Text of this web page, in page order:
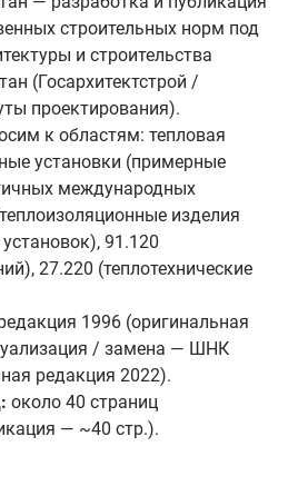
строительных норм под
и строительства
(Госархитектстрой /
проектирования).
к областям: тепловая
установки (примерные
международных
изделия
91.120
27.220 (теплотехнические
1996 (оригинальная
/ замена — ШНК
редакция 2022).
около 40 страниц
— ~40 стр.).